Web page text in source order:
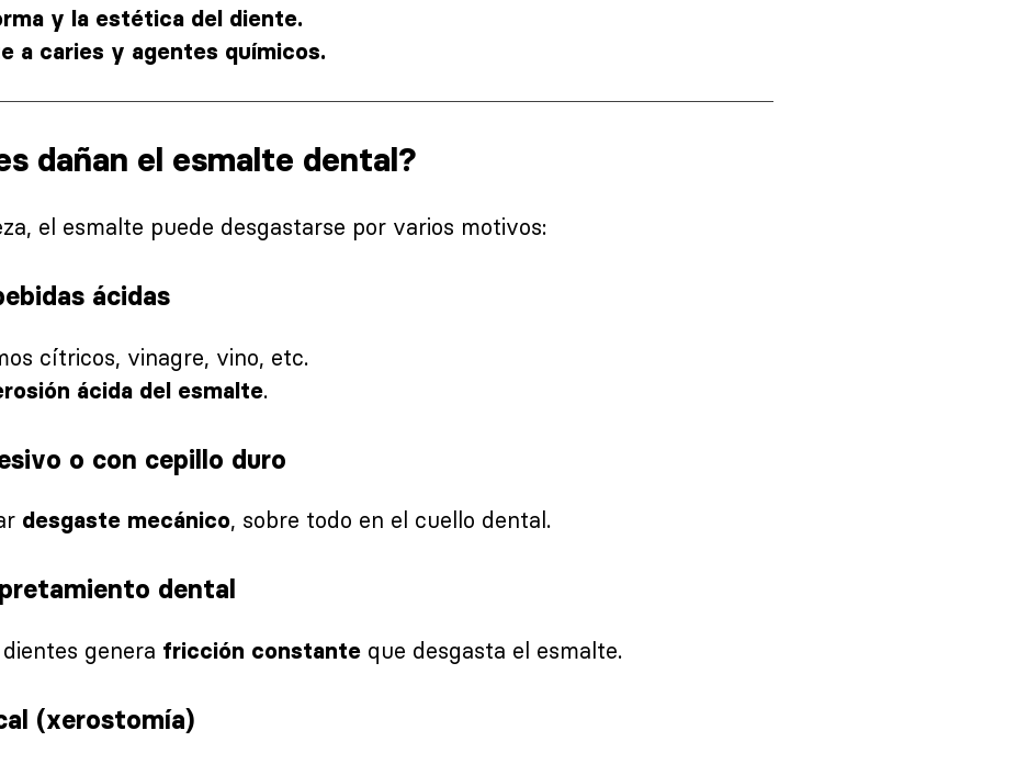
y la estética del diente.
a caries y agentes químicos.
dañan el esmalte dental?
el esmalte puede desgastarse por varios motivos:
ácidas
cítricos, vinagre, vino, etc.
ácida del esmalte.
o con cepillo duro
desgaste mecánico, sobre todo en el cuello dental.
dental
genera fricción constante que desgasta el esmalte.
(xerostomía)